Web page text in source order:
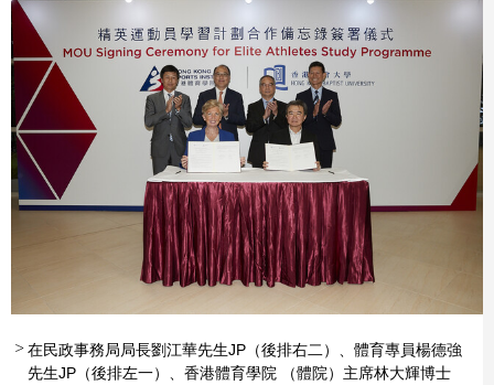
在民政事務局局長劉江華先生JP（後排右二）、體育專員楊德強
先生JP（後排左一）、香港體育學院 （體院）主席林大輝博士